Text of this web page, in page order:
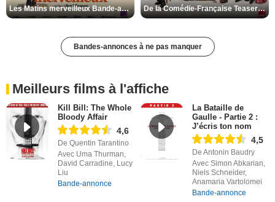
Les Matins merveilleux Bande-annonce VF De la Comédie-Française Teaser VF
Bandes-annonces à ne pas manquer
Meilleurs films à l'affiche
Kill Bill: The Whole
Bloody Affair
4,6
De Quentin Tarantino
Avec Uma Thurman,
David Carradine, Lucy
Liu
Bande-annonce
La Bataille de
Gaulle - Partie 2 :
J’écris ton nom
4,5
De Antonin Baudry
Avec Simon Abkarian,
Niels Schneider,
Anamaria Vartolomei
Bande-annonce